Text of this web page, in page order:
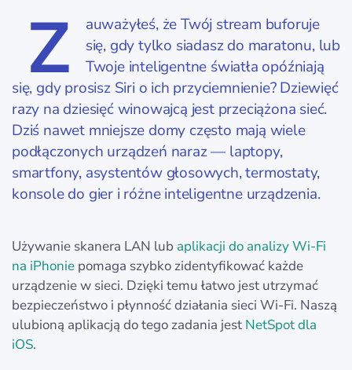
Z
auważyłeś, że Twój stream buforuje
się, gdy tylko siadasz do maratonu, lub
Twoje inteligentne światła opóźniają
się, gdy prosisz Siri o ich przyciemnienie? Dziewięć
razy na dziesięć winowajcą jest przeciążona sieć.
Dziś nawet mniejsze domy często mają wiele
podłączonych urządzeń naraz — laptopy,
smartfony, asystentów głosowych, termostaty,
konsole do gier i różne inteligentne urządzenia.
Używanie skanera LAN lub aplikacji do analizy Wi-Fi
na iPhonie pomaga szybko zidentyfikować każde
urządzenie w sieci. Dzięki temu łatwo jest utrzymać
bezpieczeństwo i płynność działania sieci Wi-Fi. Naszą
ulubioną aplikacją do tego zadania jest NetSpot dla
iOS.